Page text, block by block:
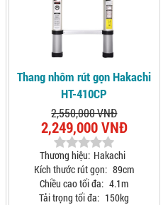
Thang nhôm rút gọn Hakachi
HT-410CP
2,550,000 VNĐ
2,249,000 VNĐ
Thương hiệu: Hakachi
Kích thước rút gọn: 89cm
Chiều cao tối đa: 4.1m
Tải trọng tối đa: 150kg